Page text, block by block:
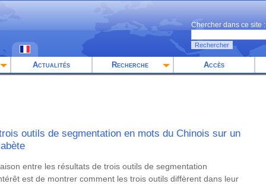
Chercher dans ce site :
Actualités Recherche Accès
outils de segmentation en mots du Chinois sur un
entre les résultats de trois outils de segmentation
est de montrer comment les trois outils diffèrent dans leur